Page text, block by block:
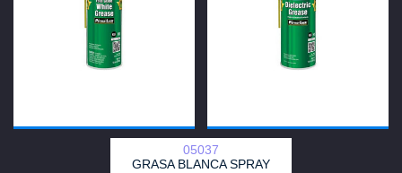
05037
GRASA BLANCA SPRAY